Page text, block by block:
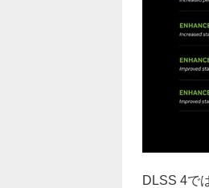
DLSS 4で